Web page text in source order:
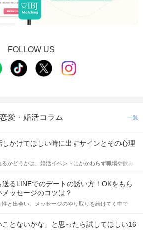
FOLLOW US
恋愛・婚活コラム 一覧
しかけてほしい時に出すサインとその心理
るかどうかは、婚活イベントにかかわらず職場や飲み
チできるかにも左右されます。 これから恋人作りを本
ようとしている方は、女性が異性を求めて出すサイン
と理解し、正しい行動に移せるかどうかが重要。 この
女性が話しかけて欲しい時に出すサインとその心理を
うな行動に繋げるべきかをご紹介していきます。
送るLINEでのデートの誘い方！OKをもら
メッセージのコツは？
性と出会い、メッセージのやり取りを続けてく中で
には「どう誘ったらいいの？」とお困りの男性もいら
ではないでしょうか。 そこで今回は、男性から女性へ
ことないかな」と思ったら試してほしい16